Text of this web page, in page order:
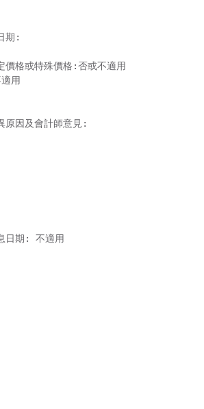
期:
價格或特殊價格:否或不適用
用
原因及會計師意見:
日期: 不適用